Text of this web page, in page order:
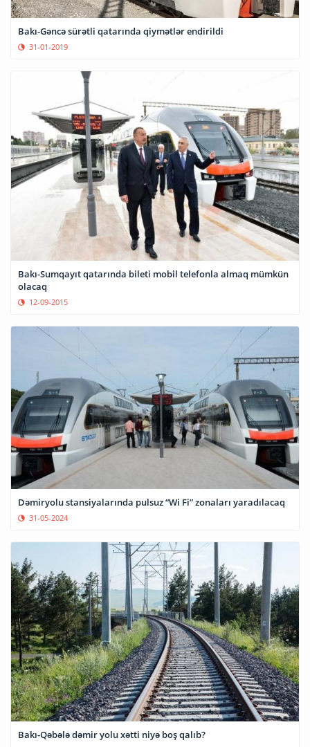
Bakı-Gəncə sürətli qatarında qiymətlər endirildi
31-01-2019
Bakı-Sumqayıt qatarında bileti mobil telefonla almaq mümkün
olacaq
12-09-2015
Dəmiryolu stansiyalarında pulsuz “Wi Fi” zonaları yaradılacaq
31-05-2024
Bakı-Qəbələ dəmir yolu xətti niyə boş qalıb?